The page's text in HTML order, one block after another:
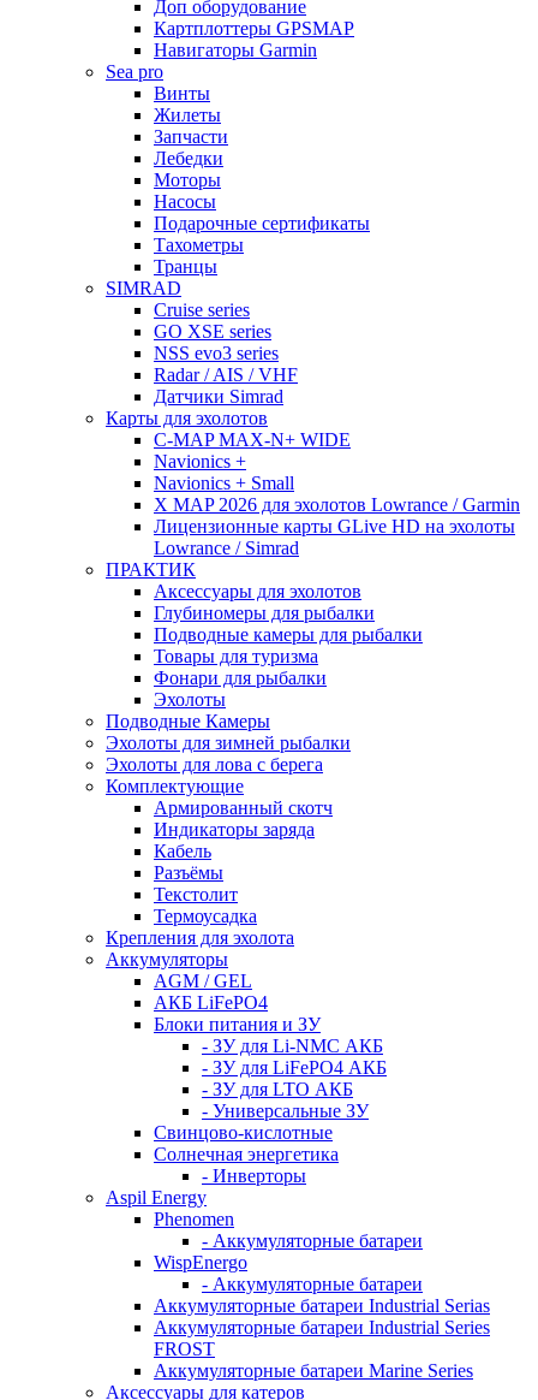
Доп оборудование
Картплоттеры GPSMAP
Навигаторы Garmin
Sea pro
Винты
Жилеты
Запчасти
Лебедки
Моторы
Насосы
Подарочные сертификаты
Тахометры
Транцы
SIMRAD
Cruise series
GO XSE series
NSS evo3 series
Radar / AIS / VHF
Датчики Simrad
Карты для эхолотов
C-MAP MAX-N+ WIDE
Navionics +
Navionics + Small
X MAP 2026 для эхолотов Lowrance / Garmin
Лицензионные карты GLive HD на эхолоты
Lowrance / Simrad
ПРАКТИК
Аксессуары для эхолотов
Глубиномеры для рыбалки
Подводные камеры для рыбалки
Товары для туризма
Фонари для рыбалки
Эхолоты
Подводные Камеры
Эхолоты для зимней рыбалки
Эхолоты для лова с берега
Комплектующие
Армированный скотч
Индикаторы заряда
Кабель
Разъёмы
Текстолит
Термоусадка
Крепления для эхолота
Аккумуляторы
AGM / GEL
АКБ LiFePO4
Блоки питания и ЗУ
- ЗУ для Li-NMC АКБ
- ЗУ для LiFePO4 АКБ
- ЗУ для LTO АКБ
- Универсальные ЗУ
Свинцово-кислотные
Солнечная энергетика
- Инверторы
Aspil Energy
Phenomen
- Аккумуляторные батареи
WispEnergo
- Аккумуляторные батареи
Аккумуляторные батареи Industrial Serias
Аккумуляторные батареи Industrial Series
FROST
Аккумуляторные батареи Marine Series
Аксессуары для катеров